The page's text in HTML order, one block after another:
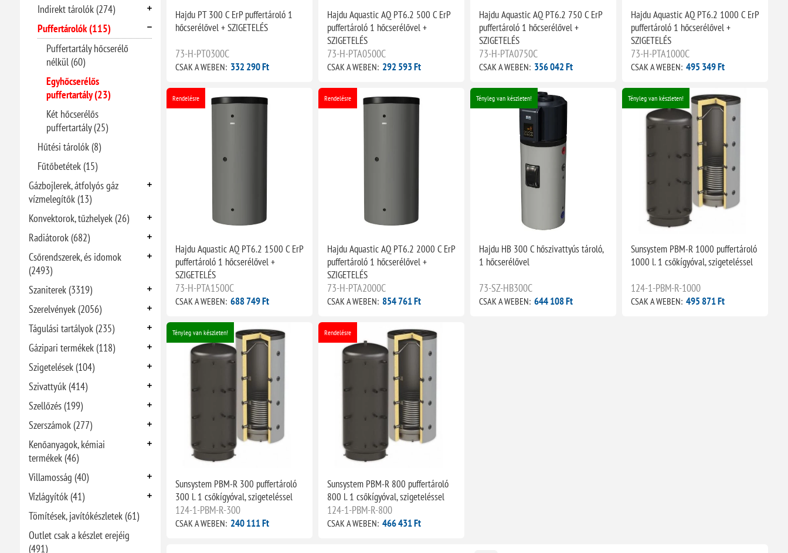
Indirekt tárolók (274)
Puffertárolók (115)
Puffertartály hőcserélő
nélkül (60)
Egyhőcserélős
puffertartály (23)
Két hőcserélős
puffertartály (25)
Hűtési tárolók (8)
Fűtőbetétek (15)
Gázbojlerek, átfolyós gáz
vízmelegítők (13)
Konvektorok, tűzhelyek (26)
Radiátorok (682)
Csőrendszerek, és idomok
(2493)
Szaniterek (3319)
Szerelvények (2056)
Tágulási tartályok (235)
Gázipari termékek (118)
Szigetelések (104)
Szivattyúk (414)
Szellőzés (199)
Szerszámok (277)
Kenőanyagok, kémiai
termékek (46)
Villamosság (40)
Vízlágyítók (41)
Tömítések, javítókészletek (61)
Outlet csak a készlet erejéig
(491)
Hajdu PT 300 C ErP puffertároló 1
hőcserélővel + SZIGETELÉS
73-H-PT0300C
CSAK A WEBEN: 332 290 Ft
Hajdu Aquastic AQ PT6.2 500 C ErP
puffertároló 1 hőcserélővel +
SZIGETELÉS
73-H-PTA0500C
CSAK A WEBEN: 292 593 Ft
Hajdu Aquastic AQ PT6.2 750 C ErP
puffertároló 1 hőcserélővel +
SZIGETELÉS
73-H-PTA0750C
CSAK A WEBEN: 356 042 Ft
Hajdu Aquastic AQ PT6.2 1000 C ErP
puffertároló 1 hőcserélővel +
SZIGETELÉS
73-H-PTA1000C
CSAK A WEBEN: 495 349 Ft
Rendelésre
Hajdu Aquastic AQ PT6.2 1500 C ErP
puffertároló 1 hőcserélővel +
SZIGETELÉS
73-H-PTA1500C
CSAK A WEBEN: 688 749 Ft
Rendelésre
Hajdu Aquastic AQ PT6.2 2000 C ErP
puffertároló 1 hőcserélővel +
SZIGETELÉS
73-H-PTA2000C
CSAK A WEBEN: 854 761 Ft
Tényleg van készleten!
Hajdu HB 300 C hőszivattyús tároló,
1 hőcserélővel
73-SZ-HB300C
CSAK A WEBEN: 644 108 Ft
Tényleg van készleten!
Sunsystem PBM-R 1000 puffertároló
1000 l. 1 csőkígyóval, szigeteléssel
124-1-PBM-R-1000
CSAK A WEBEN: 495 871 Ft
Tényleg van készleten!
Sunsystem PBM-R 300 puffertároló
300 l. 1 csőkígyóval, szigeteléssel
124-1-PBM-R-300
CSAK A WEBEN: 240 111 Ft
Rendelésre
Sunsystem PBM-R 800 puffertároló
800 l. 1 csőkígyóval, szigeteléssel
124-1-PBM-R-800
CSAK A WEBEN: 466 431 Ft